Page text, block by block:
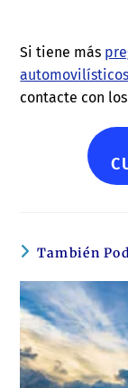
Si tiene más
automovilísticos
contacte con
También